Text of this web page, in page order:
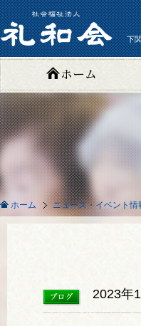
下
ホーム ニュース・イベント情
2023年